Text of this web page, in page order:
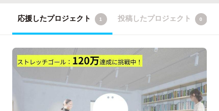
応援したプロジェクト 1 投稿したプロジェクト 0